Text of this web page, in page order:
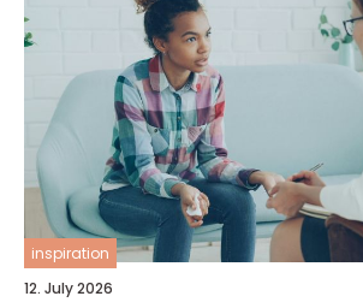
inspiration
12. July 2026